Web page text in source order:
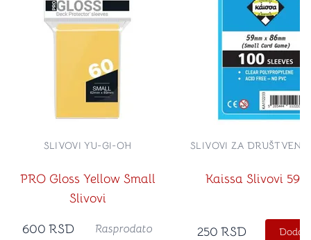
PRO Gloss Yellow Small
Slivovi
SLIVOVI YU-GI-OH
600 RSD Rasprodato
Kaissa Slivovi
SLIVOVI ZA DRUŠTVENE
250 RSD